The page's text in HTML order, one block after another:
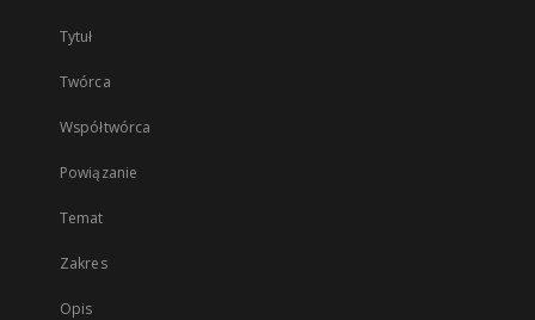
Tytuł
Twórca
Współtwórca
Powiązanie
Temat
Zakres
Opis